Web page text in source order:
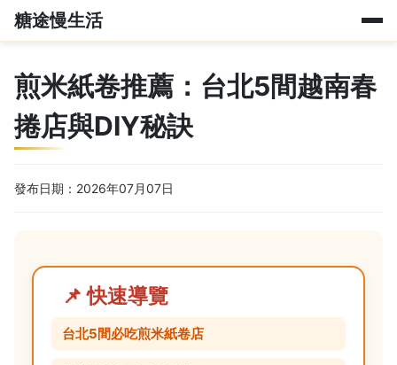
糖途慢生活
煎米紙卷推薦：台北5間越南春
捲店與DIY秘訣
發布日期：2026年07月07日
📌 快速導覽
台北5間必吃煎米紙卷店